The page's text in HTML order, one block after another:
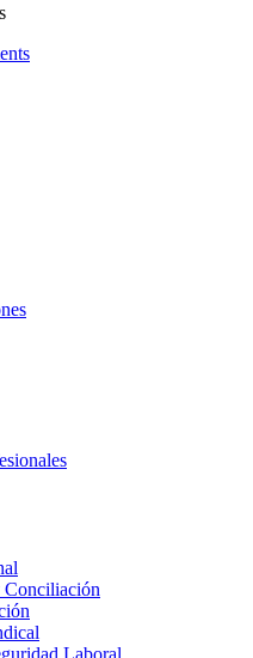
Conciliación
Laboral